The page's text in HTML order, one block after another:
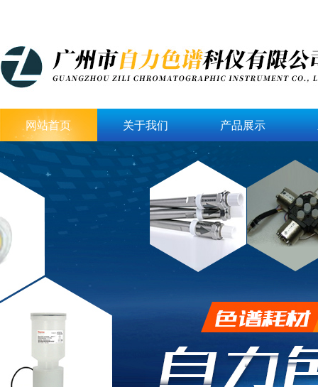
网站首页 关于我们 产品展示